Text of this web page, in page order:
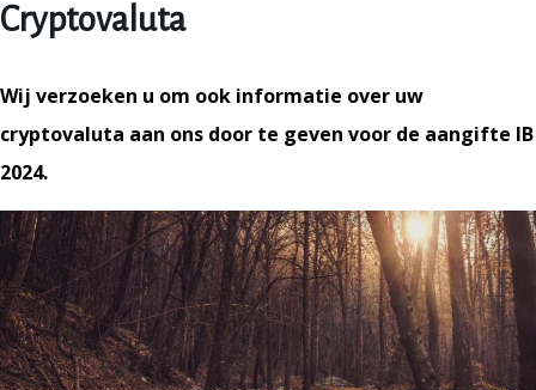
Cryptovaluta
Wij verzoeken u om ook informatie over uw
cryptovaluta aan ons door te geven voor de aangifte IB
2024.